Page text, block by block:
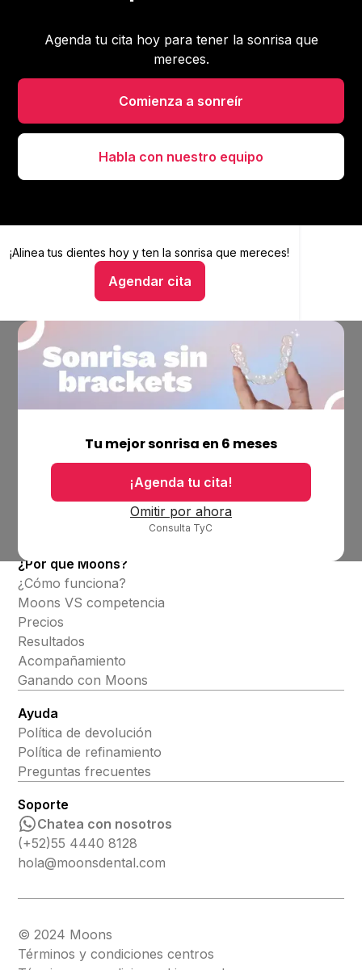
Agenda tu cita hoy para tener la sonrisa que
mereces.
Comienza a sonreír
Habla con nuestro equipo
¡Alinea tus dientes hoy yten la sonrisa que mereces!
Agendar cita
Alinea tus dientes hoy y ten la sonrisa que mereces
Hablar con un asesor
Tu mejor sonrisa en 6 meses
¡Agenda tu cita!
Omitir por ahora
Consulta TyC
Ubicaciones
Bolsa de trabajo
¿Por qué Moons?
¿Cómo funciona?
Moons VS competencia
Precios
Resultados
Acompañamiento
Ganando con Moons
Ayuda
Política de devolución
Política de refinamiento
Preguntas frecuentes
Soporte
Chatea con nosotros
(+52)55 4440 8128
hola@moonsdental.com
© 2024 Moons
Términos y condiciones centros